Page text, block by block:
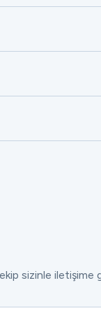
sizinle iletişime